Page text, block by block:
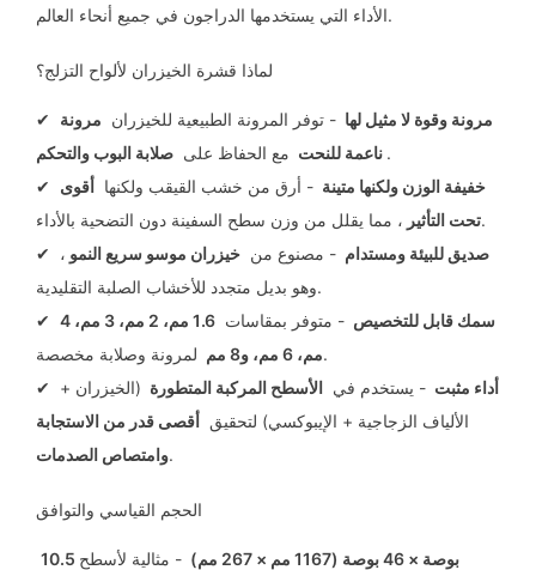
الأداء التي يستخدمها الدراجون في جميع أنحاء العالم.
لماذا قشرة الخيزران لألواح التزلج؟
✔ مرونة وقوة لا مثيل لها - توفر المرونة الطبيعية للخيزران مرونة
ناعمة للنحت مع الحفاظ على
.
✔
خفيفة الوزن ولكنها متينة - أرق من خشب القيقب ولكنها أقوى
تحت التأثير، مما يقلل من وزن سطح السفينة دون التضحية بالأداء.
✔
صديق للبيئة ومستدام - مصنوع من خيزران موسو سريع النمو ،
وهو بديل متجدد للأخشاب الصلبة التقليدية.
✔
سمك قابل للتخصيص - متوفر بمقاسات
1.6 مم، 2 مم، 3 مم، 4
مم، 6 مم، و8 مملمرونة وصلابة مخصصة.
✔
أداء مثبت - يستخدم في الأسطح المركبة المتطورة (الخيزران +
الألياف الزجاجية + الإيبوكسي) لتحقيق أقصى قدر من الاستجابة
وامتصاص الصدمات.
الحجم القياسي والتوافق
10.5 بوصة × 46 بوصة (1167 مم × 267 مم)
- مثالية لأسطح